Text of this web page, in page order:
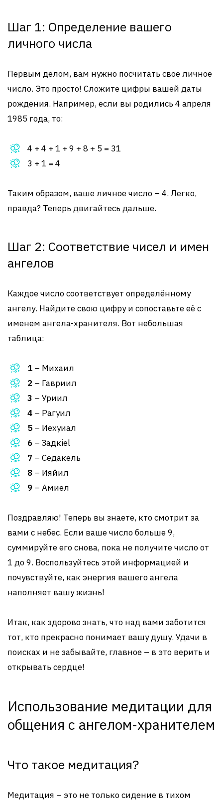
Шаг 1: Определение вашего
личного числа
Первым делом, вам нужно посчитать свое личное
число. Это просто! Сложите цифры вашей даты
рождения. Например, если вы родились 4 апреля
1985 года, то:
4 + 4 + 1 + 9 + 8 + 5 = 31
3 + 1 = 4
Таким образом, ваше личное число – 4. Легко,
правда? Теперь двигайтесь дальше.
Шаг 2: Соответствие чисел и имен
ангелов
Каждое число соответствует определённому
ангелу. Найдите свою цифру и сопоставьте её с
именем ангела-хранителя. Вот небольшая
таблица:
1 – Михаил
2 – Гавриил
3 – Уриил
4 – Рагуил
5 – Иехуиал
6 – Задкiel
7 – Седакель
8 – Ияйил
9 – Амиел
Поздравляю! Теперь вы знаете, кто смотрит за
вами с небес. Если ваше число больше 9,
суммируйте его снова, пока не получите число от
1 до 9. Воспользуйтесь этой информацией и
почувствуйте, как энергия вашего ангела
наполняет вашу жизнь!
Итак, как здорово знать, что над вами заботится
тот, кто прекрасно понимает вашу душу. Удачи в
поисках и не забывайте, главное – в это верить и
открывать сердце!
Использование медитации для
общения с ангелом-хранителем
Что такое медитация?
Медитация – это не только сидение в тихом